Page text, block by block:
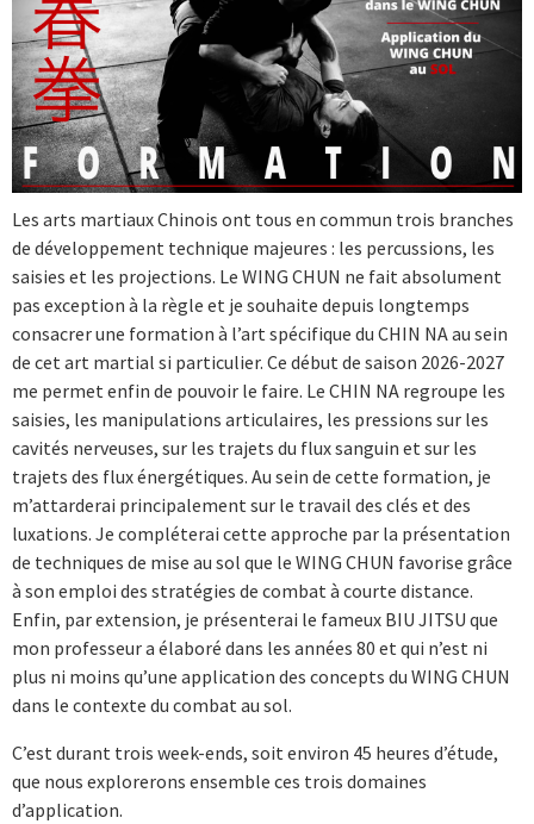
Les arts martiaux Chinois ont tous en commun trois branches
de développement technique majeures : les percussions, les
saisies et les projections. Le WING CHUN ne fait absolument
pas exception à la règle et je souhaite depuis longtemps
consacrer une formation à l’art spécifique du CHIN NA au sein
de cet art martial si particulier. Ce début de saison 2026-2027
me permet enfin de pouvoir le faire. Le CHIN NA regroupe les
saisies, les manipulations articulaires, les pressions sur les
cavités nerveuses, sur les trajets du flux sanguin et sur les
trajets des flux énergétiques. Au sein de cette formation, je
m’attarderai principalement sur le travail des clés et des
luxations. Je compléterai cette approche par la présentation
de techniques de mise au sol que le WING CHUN favorise grâce
à son emploi des stratégies de combat à courte distance.
Enfin, par extension, je présenterai le fameux BIU JITSU que
mon professeur a élaboré dans les années 80 et qui n’est ni
plus ni moins qu’une application des concepts du WING CHUN
dans le contexte du combat au sol.
C’est durant trois week-ends, soit environ 45 heures d’étude,
que nous explorerons ensemble ces trois domaines
d’application.